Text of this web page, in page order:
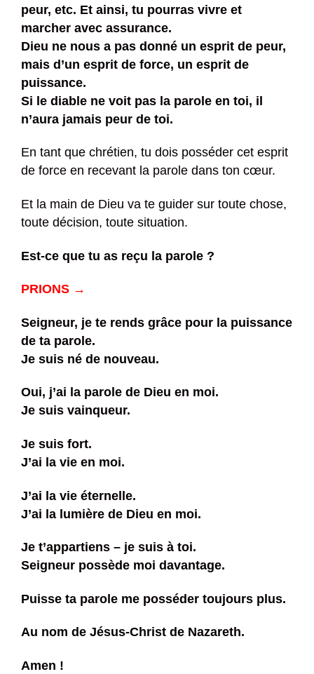
peur, etc. Et ainsi, tu pourras vivre et
marcher avec assurance.
Dieu ne nous a pas donné un esprit de peur,
mais d’un esprit de force, un esprit de
puissance.
Si le diable ne voit pas la parole en toi, il
n’aura jamais peur de toi.
En tant que chrétien, tu dois posséder cet esprit
de force en recevant la parole dans ton cœur.
Et la main de Dieu va te guider sur toute chose,
toute décision, toute situation.
Est-ce que tu as reçu la parole ?
PRIONS →
Seigneur, je te rends grâce pour la puissance
de ta parole.
Je suis né de nouveau.
Oui, j’ai la parole de Dieu en moi.
Je suis vainqueur.
Je suis fort.
J’ai la vie en moi.
J’ai la vie éternelle.
J’ai la lumière de Dieu en moi.
Je t’appartiens – je suis à toi.
Seigneur possède moi davantage.
Puisse ta parole me posséder toujours plus.
Au nom de Jésus-Christ de Nazareth.
Amen !